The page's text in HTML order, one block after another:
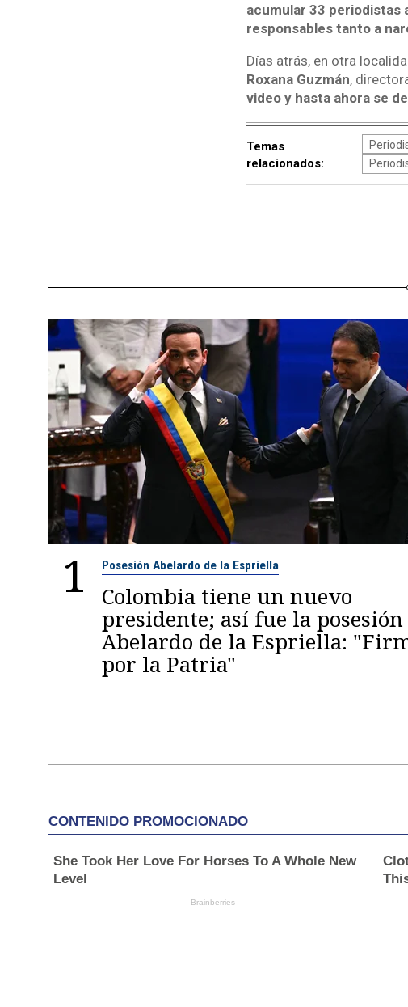
acumular 33 periodistas
responsables tanto a
Días atrás, en otra
Roxana Guzmán,
video y hasta ahora se
Temas
relacionados:
1 Posesión Abelardo de la Espriella
Colombia tiene un nuevo
presidente; así fue la posesión
Abelardo de la Espriella:
por la Patria"